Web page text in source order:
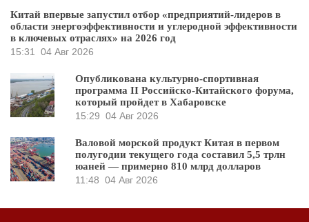
Китай впервые запустил отбор «предприятий-лидеров в
области энергоэффективности и углеродной эффективности
в ключевых отраслях» на 2026 год
15:31
04 Авг 2026
Опубликована культурно-спортивная
программа II Российско-Китайского форума,
который пройдет в Хабаровске
15:29 04 Авг 2026
Валовой морской продукт Китая в первом
полугодии текущего года составил 5,5 трлн
юаней — примерно 810 млрд долларов
11:48 04 Авг 2026